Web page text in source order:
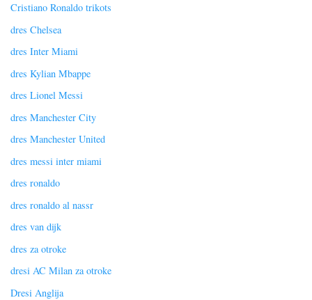
Cristiano Ronaldo trikots
dres Chelsea
dres Inter Miami
dres Kylian Mbappe
dres Lionel Messi
dres Manchester City
dres Manchester United
dres messi inter miami
dres ronaldo
dres ronaldo al nassr
dres van dijk
dres za otroke
dresi AC Milan za otroke
Dresi Anglija